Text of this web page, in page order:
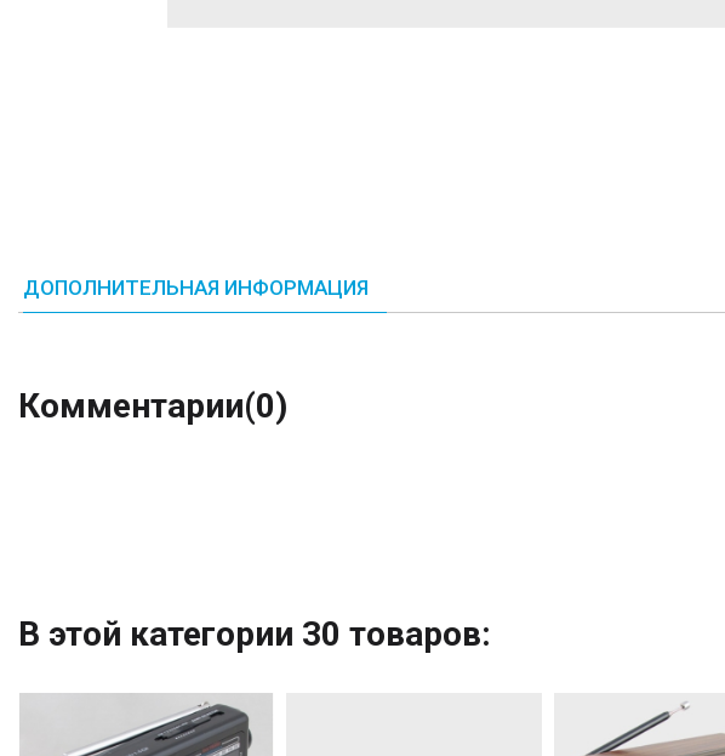
ДОПОЛНИТЕЛЬНАЯ ИНФОРМАЦИЯ
Комментарии(0)
В этой категории 30 товаров: